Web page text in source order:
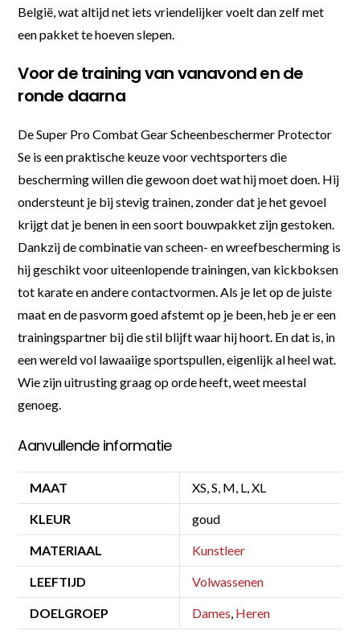
België, wat altijd net iets vriendelijker voelt dan zelf met
een pakket te hoeven slepen.
Voor de training van vanavond en de
ronde daarna
De Super Pro Combat Gear Scheenbeschermer Protector
Se is een praktische keuze voor vechtsporters die
bescherming willen die gewoon doet wat hij moet doen. Hij
ondersteunt je bij stevig trainen, zonder dat je het gevoel
krijgt dat je benen in een soort bouwpakket zijn gestoken.
Dankzij de combinatie van scheen- en wreefbescherming is
hij geschikt voor uiteenlopende trainingen, van kickboksen
tot karate en andere contactvormen. Als je let op de juiste
maat en de pasvorm goed afstemt op je been, heb je er een
trainingspartner bij die stil blijft waar hij hoort. En dat is, in
een wereld vol lawaaiige sportspullen, eigenlijk al heel wat.
Wie zijn uitrusting graag op orde heeft, weet meestal
genoeg.
Aanvullende informatie
MAAT XS, S, M, L, XL
KLEUR goud
MATERIAAL Kunstleer
LEEFTIJD Volwassenen
DOELGROEP Dames Heren